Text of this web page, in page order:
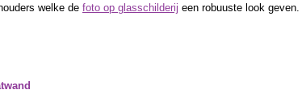
welke de foto op glasschilderij een robuuste look geven.